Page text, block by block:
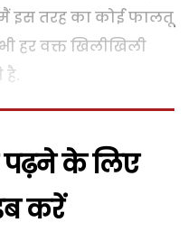
मैं इस तरह का कोई फालतू
हर वक्त खिलीखिली
है.
के लिए
करें